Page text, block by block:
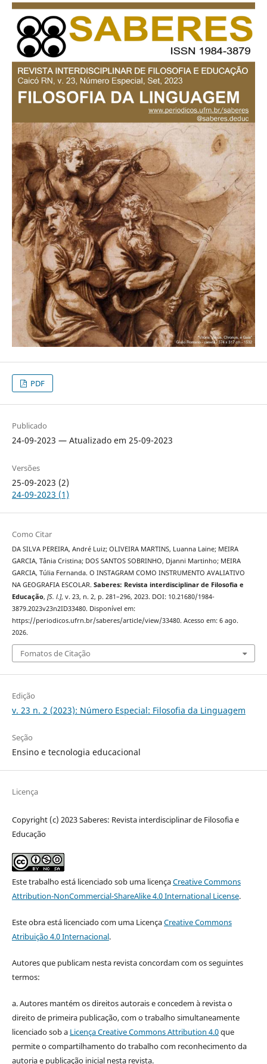
PDF
Publicado
24-09-2023 — Atualizado em 25-09-2023
Versões
25-09-2023 (2)
24-09-2023 (1)
Como Citar
DA SILVA PEREIRA, André Luiz; OLIVEIRA MARTINS, Luanna Laine; MEIRA
GARCIA, Tânia Cristina; DOS SANTOS SOBRINHO, Djanni Martinho; MEIRA
GARCIA, Túlia Fernanda. O INSTAGRAM COMO INSTRUMENTO AVALIATIVO
NA GEOGRAFIA ESCOLAR. Saberes: Revista interdisciplinar de Filosofia e
Educação, [S. l.], v. 23, n. 2, p. 281–296, 2023. DOI: 10.21680/1984-
3879.2023v23n2ID33480. Disponível em:
https://periodicos.ufrn.br/saberes/article/view/33480. Acesso em: 6 ago.
2026.
Fomatos de Citação
Edição
v. 23 n. 2 (2023): Número Especial: Filosofia da Linguagem
Seção
Ensino e tecnologia educacional
Licença
Copyright (c) 2023 Saberes: Revista interdisciplinar de Filosofia e
Educação
Este trabalho está licenciado sob uma licençaCreative Commons
Attribution-NonCommercial-ShareAlike 4.0 International License.
Este obra está licenciado com uma LicençaCreative Commons
Atribuição 4.0 Internacional.
Autores que publicam nesta revista concordam com os seguintes
termos:
a. Autores mantém os direitos autorais e concedem à revista o
direito de primeira publicação, com o trabalho simultaneamente
licenciado sob a Licença Creative Commons Attribution 4.0que
permite o compartilhamento do trabalho com reconhecimento da
autoria e publicação inicial nesta revista.